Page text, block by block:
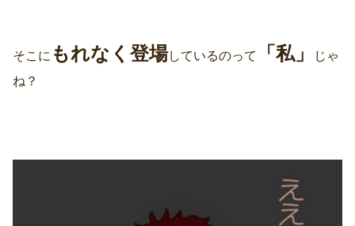
そこに もれなく登場しているのって 「私」
じゃ
ね？